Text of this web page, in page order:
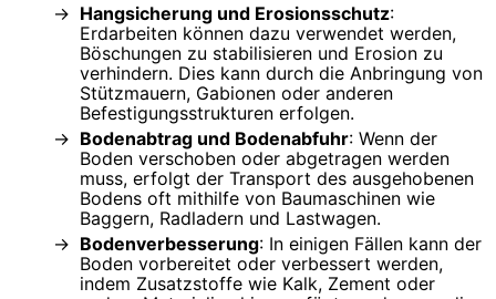
Hangsicherung und Erosionsschutz:
Erdarbeiten können dazu verwendet werden,
Böschungen zu stabilisieren und Erosion zu
verhindern. Dies kann durch die Anbringung von
Stützmauern, Gabionen oder anderen
Befestigungsstrukturen erfolgen.
Bodenabtrag und Bodenabfuhr: Wenn der
Boden verschoben oder abgetragen werden
muss, erfolgt der Transport des ausgehobenen
Bodens oft mithilfe von Baumaschinen wie
Baggern, Radladern und Lastwagen.
Bodenverbesserung: In einigen Fällen kann der
Boden vorbereitet oder verbessert werden,
indem Zusatzstoffe wie Kalk, Zement oder